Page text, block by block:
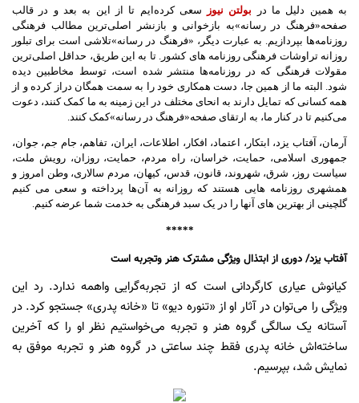
به همین دلیل ما در بولتن نیوز
سعی کرده‌ایم تا از این به بعد و در قالب
صفحه«فرهنگ در رسانه»به بازخوانی و بازنشر اصلی‌ترین مطالب فرهنگی
روزنامه‌ها بپردازیم. به عبارت دیگر، «فرهنگ در رسانه»تلاشی است برای تبلور
روزانه تراوشات فرهنگی روزنامه های کشور .تا به این طریق، حداقل اصلی‌ترین
مقولات فرهنگی که در روزنامه‌ها منتشر شده است، توسط مخاطبین دیده
شود. البته ما از همین جا، دست همکاری خود را به سمت همگان دراز کرده و از
همه کسانی که تمایل دارند به انحای مختلف در این زمینه به ما کمک کنند، دعوت
می‌کنیم تا در کنار ما، به ارتقای صفحه«فرهنگ در رسانه»کمک کنند.
آرمان، آفتاب یزد، ابتکار، اعتماد، افکار، اطلاعات، ایران، تفاهم، جام جم، جوان،
جمهوری اسلامی، حمایت، خراسان، راه مردم، حمایت، روزان، رویش ملت،
سیاست روز، شرق، شهروند، قانون، قدس، کیهان، مردم سالاری، وطن امروز و
همشهری روزنامه هایی هستند که روزانه به آن‌ها پرداخته و سعی می کنیم
گلچینی از بهترین های آنها را در یک سبد فرهنگی به خدمت شما عرضه کنیم.
*****
آفتاب یزد/ دوری از ابتذال ویژگی مشترک هنر وتجربه است
کیانوش عیاری کارگردانی است که از تجربه‌گرایی واهمه ندارد. رد این
ویژگی را می‌توان در آثار او از «تنوره دیو» تا «خانه پدری» جستجو کرد. در
آستانه یک سالگی گروه هنر و تجربه می‌خواستیم نظر او را که آخرین
ساخته‌اش خانه پدری فقط چند ساعتی در گروه هنر و تجربه موفق به
نمایش شد، بپرسیم.